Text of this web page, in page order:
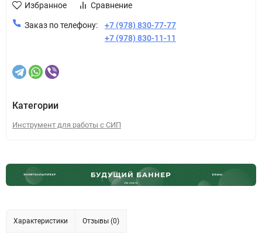
Избранное Сравнение
Заказ по телефону:
+7 (978) 830-77-77
+7 (978) 830-11-11
Категории
Инструмент для работы с СИП
Характеристики Отзывы (0)